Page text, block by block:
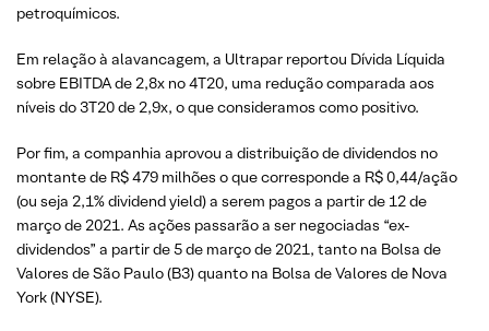
petroquímicos.
Em relação à alavancagem, a Ultrapar reportou Dívida Líquida
sobre EBITDA de 2,8x no 4T20, uma redução comparada aos
níveis do 3T20 de 2,9x, o que consideramos como positivo.
Por fim, a companhia aprovou a distribuição de dividendos no
montante de R$ 479 milhões o que corresponde a R$ 0,44/ação
(ou seja 2,1% dividend yield) a serem pagos a partir de 12 de
março de 2021. As ações passarão a ser negociadas “ex-
dividendos” a partir de 5 de março de 2021, tanto na Bolsa de
Valores de São Paulo (B3) quanto na Bolsa de Valores de Nova
York (NYSE).